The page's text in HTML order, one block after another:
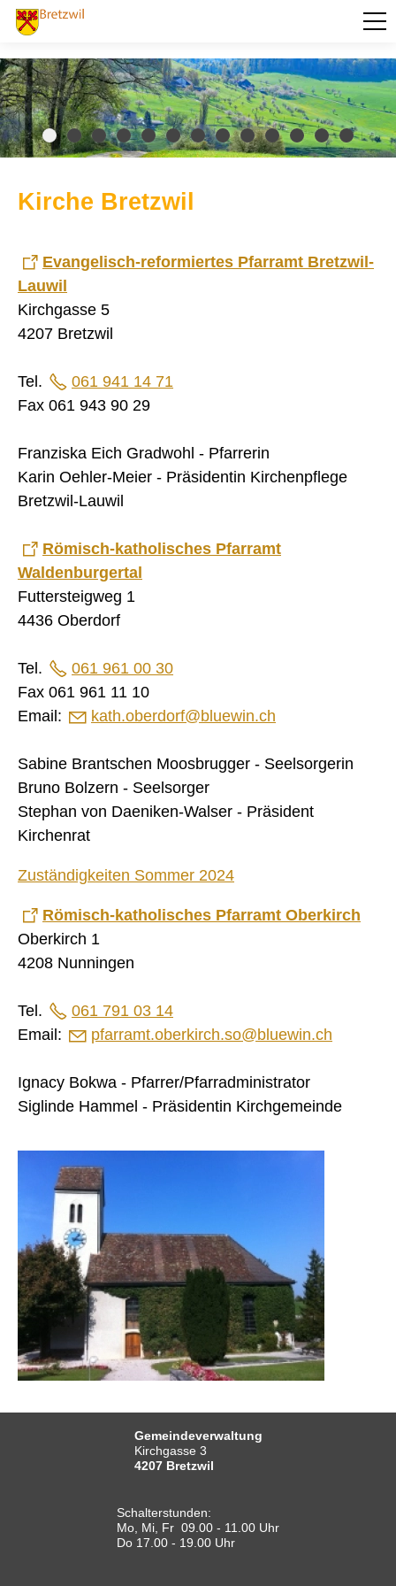
PORTRÄT
AKTUELLES
VERWALTUNG
KULTUR UND FREIZEIT
Gemeinde- und Schulbibliothek Bretzwil
Kirche Bretzwil
Kirchenbücher Bretzwil
Naturerlebnispfad Bretzwil
Restaurants
Vereine
Wanderwege beider Basel
VERKEHR
SICHERHEIT
ENTSORGUNG UND UMWELT
FINANZEN
IMMOBILIENANGEBOTE
STICHWORTVERZEICHNIS
GÄSTEBUCH
Startseite
Kontakt
Impressum
Datenschutz
Kirche Bretzwil
Evangelisch-reformiertes Pfarramt Bretzwil-
Lauwil
Kirchgasse 5
4207 Bretzwil
Tel.
061 941 14 71
Fax 061 943 90 29
Franziska Eich Gradwohl - Pfarrerin
Karin Oehler-Meier - Präsidentin Kirchenpflege
Bretzwil-Lauwil
Römisch-katholisches Pfarramt
Waldenburgertal
Futtersteigweg 1
4436 Oberdorf
Tel.
061 961 00 30
Fax 061 961 11 10
Email:
kath.oberdorf@bluewin.ch
Sabine Brantschen Moosbrugger - Seelsorgerin
Bruno Bolzern - Seelsorger
Stephan von Daeniken-Walser - Präsident
Kirchenrat
Zuständigkeiten Sommer 2024
Römisch-katholisches Pfarramt Oberkirch
Oberkirch 1
4208 Nunningen
Tel.
061 791 03 14
Email:
pf rr mt b rk rch s bl w n ch
Ignacy Bokwa - Pfarrer/Pfarradministrator
Siglinde Hammel - Präsidentin Kirchgemeinde
Gemeindeverwaltung
Kirchgasse 3
4207 Bretzwil
Schalterstunden:
Mo, Mi, Fr 09.00 - 11.00 Uhr
Do 17.00 - 19.00 Uhr